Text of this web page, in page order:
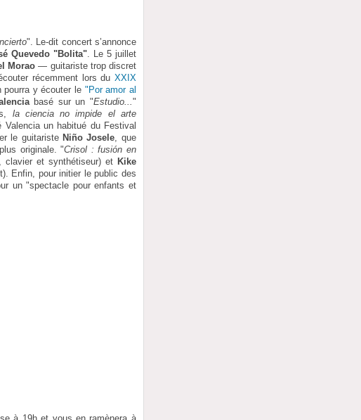
". Le-dit concert s’annonce
Quevedo "Bolita". Le 5 juillet
Morao — guitariste trop discret
récemment lors du XXIX
pourra y écouter le "Por amor al
basé sur un "Estudio... "
la ciencia no impide el arte
un habitué du Festival
le guitariste Niño Josele , que
originale. "Crisol : fusión en
clavier et synthétiseur) et Kike
Enfin, pour initier le public des
un "spectacle pour enfants et